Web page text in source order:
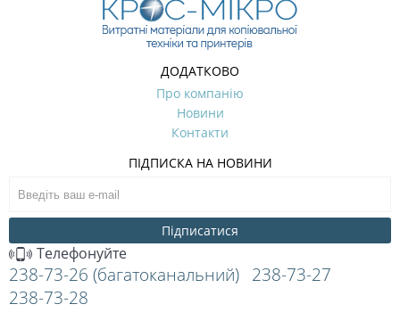
ДОДАТКОВО
Про компанію
Новини
Контакти
ПІДПИСКА НА НОВИНИ
Підписатися
Телефонуйте
238-73-26 (багатоканальний) 238-73-27
238-73-28